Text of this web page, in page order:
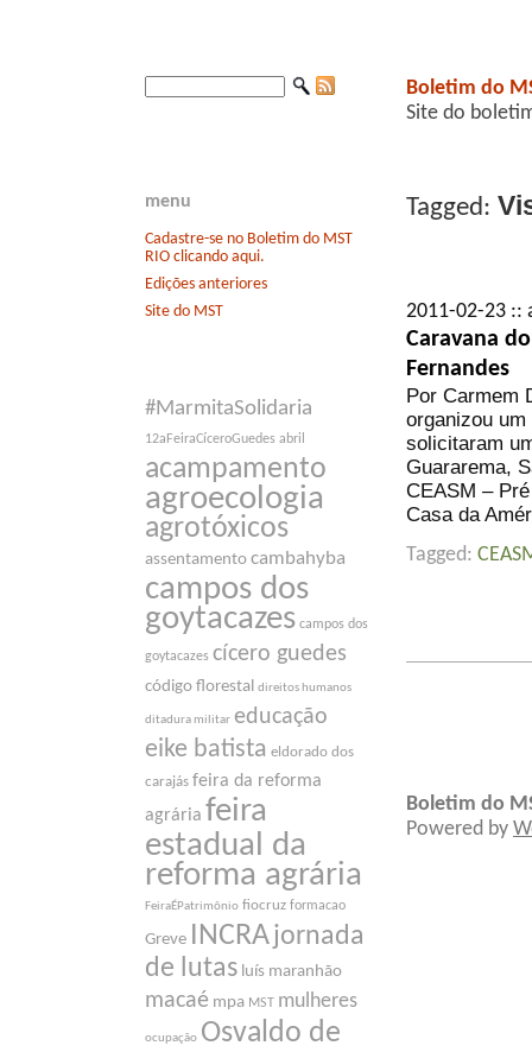
menu
Cadastre-se no Boletim do MST
RIO clicando aqui.
Edições anteriores
Site do MST
#MarmitaSolidaria
12aFeiraCíceroGuedes abril
acampamento
agroecologia
agrotóxicos
assentamento cambahyba
campos dos
goytacazes campos dos
goytacazes cícero guedes
código florestal direitos humanos
ditadura militar educação
eike batista eldorado dos
carajás feira da reforma
agrária feira
estadual da
reforma agrária
FeiraÉPatrimônio fiocruz formacao
Greve INCRA jornada
de lutas luís maranhão
macaé mpa MST mulheres
ocupação Osvaldo de
Boletim do
Site do
Tagged:
2011-02-23
Caravana
Fernandes
Por Carmem
organizou
solicitaram
Guararema,
CEASM –
Casa da
Tagged:
Boletim do
Powered by